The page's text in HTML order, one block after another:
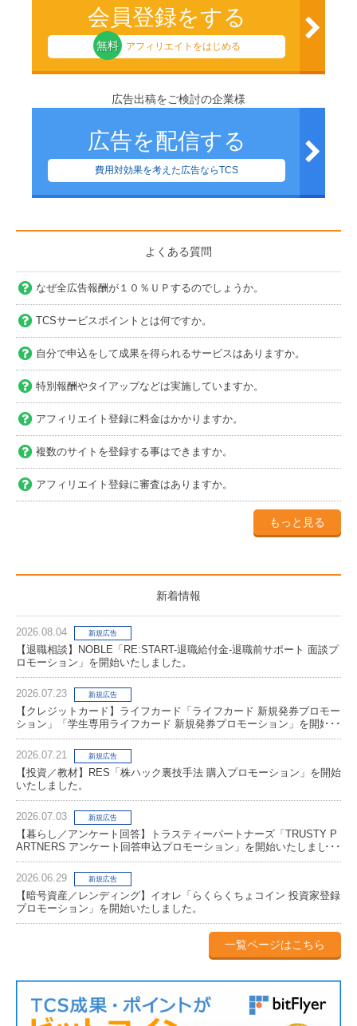
会員登録をする
無料 アフィリエイトをはじめる
広告出稿をご検討の企業様
広告を配信する
費用対効果を考えた広告ならTCS
よくある質問
なぜ全広告報酬が１０％ＵＰするのでしょうか。
TCSサービスポイントとは何ですか。
自分で申込をして成果を得られるサービスはありますか。
特別報酬やタイアップなどは実施していますか。
アフィリエイト登録に料金はかかりますか。
複数のサイトを登録する事はできますか。
アフィリエイト登録に審査はありますか。
もっと見る
新着情報
2026.08.04 新規広告
【退職相談】NOBLE「RE:START-退職給付金-退職前サポート 面談プ
ロモーション」を開始いたしました。
2026.07.23 新規広告
【クレジットカード】ライフカード「ライフカード 新規発券プロモー
ション」「学生専用ライフカード 新規発券プロモーション」を開始い
たしました。
2026.07.21
新規広告
【投資／教材】RES「株ハック裏技手法 購入プロモーション」を開始
いたしました。
2026.07.03 新規広告
【暮らし／アンケート回答】トラスティーパートナーズ「TRUSTY P
ARTNERS アンケート回答申込プロモーション」を開始いたしまし
た。
2026.06.29
新規広告
【暗号資産／レンディング】イオレ「らくらくちょコイン 投資家登録
プロモーション」を開始いたしました。
一覧ページはこちら